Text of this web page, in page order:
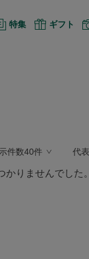
特集 ギフト
件数40件 代
りませんでした。